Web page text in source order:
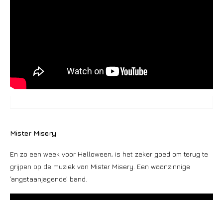
Mister Misery
En zo een week voor Halloween, is het zeker goed om terug te
grijpen op de muziek van Mister Misery. Een waanzinnige
‘angstaanjagende’ band.